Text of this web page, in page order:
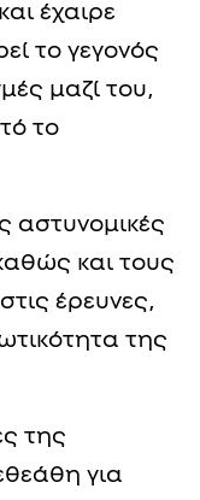
έχαιρε
το γεγονός
μαζί του,
το
αστυνομικές
και τους
έρευνες,
της
της
για